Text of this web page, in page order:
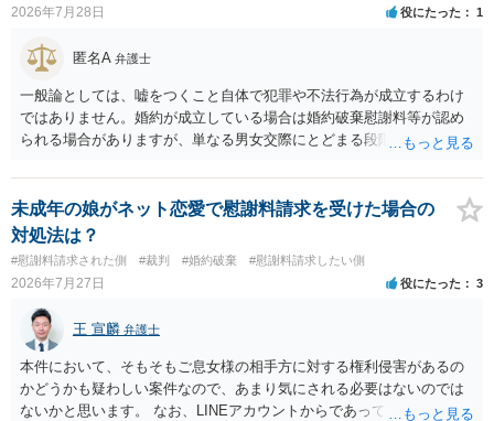
2026年7月28日 役にたった 1
匿名A 弁護士
一般論としては、嘘をつくこと自体で犯罪や不法行為が成立するわけ
ではありません。婚約が成立している場合は婚約破棄慰謝料等が認め
られる場合がありますが、単なる男女交際にとどまる段階の場合、独
慰謝料は生じないことが多いと思われます。 お怒りはごもっともです
が、仮に交際を進めたとしても後に相手を信頼できなくなる可能性が
高かったということですので、むしろ結婚しなくてよかったと割り切
って、交際を終わらせるのがよいと思います。
未成年の娘がネット恋愛で慰謝料請求を受けた場合の
対処法は？
#慰謝料請求された側 #裁判 #婚約破棄 #慰謝料請求したい側
2026年7月27日 役にたった 3
王 宣麟 弁護士
本件において、そもそもご息女様の相手方に対する権利侵害があるの
かどうかも疑わしい案件なので、あまり気にされる必要はないのでは
ないかと思います。 なお、LINEアカウントからであっても、そこに紐